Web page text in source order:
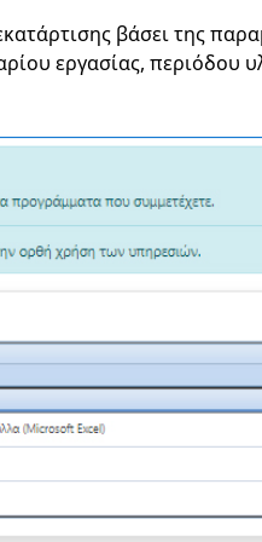
βάσει της
εργασίας, περιόδου